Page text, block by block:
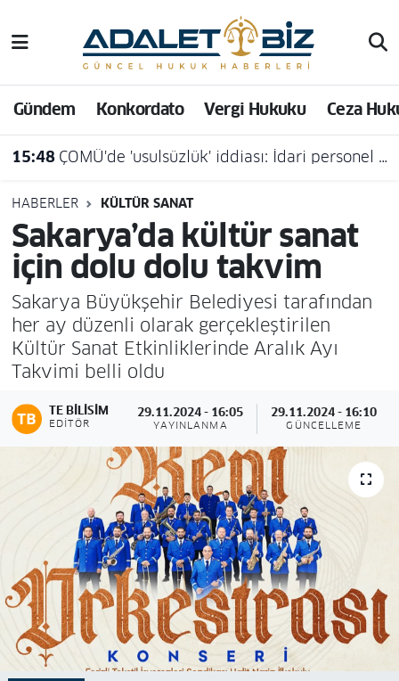
Gündem Konkordato Vergi Hukuku Ceza
15:48 ÇOMÜ'de 'usulsüzlük' iddiası: İdari personel açığa alındı
HABERLER KÜLTÜR SANAT
Sakarya’da kültür sanat
için dolu dolu takvim
Sakarya Büyükşehir Belediyesi tarafından
her ay düzenli olarak gerçekleştirilen
Kültür Sanat Etkinliklerinde Aralık Ayı
Takvimi belli oldu
TE BILISIM
EDITÖR
29.11.2024 - 16:05
YAYINLANMA
29.11.2024 - 16:10
GÜNCELLEME
Hava Durumu
Trafik Durumu
Süper Lig Puan Durumu ve Fikstür
Tüm Manşetler
Son Dakika Haberleri
Haber Arşivi